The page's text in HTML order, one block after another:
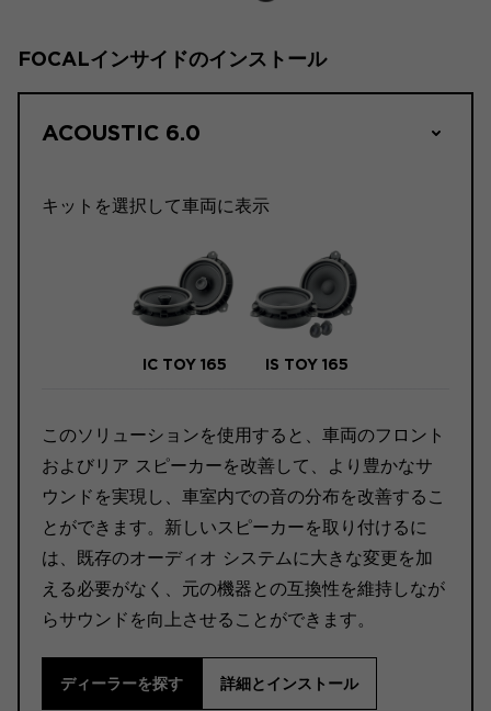
FOCALインサイドのインストール
ACOUSTIC 6.0
キットを選択して車両に表示
IC TOY 165 IS TOY 165
このソリューションを使用すると、車両のフロント
およびリア スピーカーを改善して、より豊かなサ
ウンドを実現し、車室内での音の分布を改善するこ
とができます。新しいスピーカーを取り付けるに
は、既存のオーディオ システムに大きな変更を加
える必要がなく、元の機器との互換性を維持しなが
らサウンドを向上させることができます。
ディーラーを探す 詳細とインストール